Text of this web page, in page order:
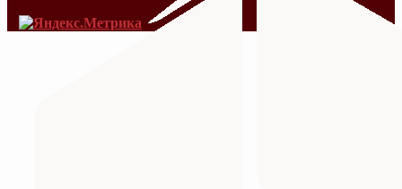
МИНИСТЕРСТВО ПРОСВЕЩЕНИЯ